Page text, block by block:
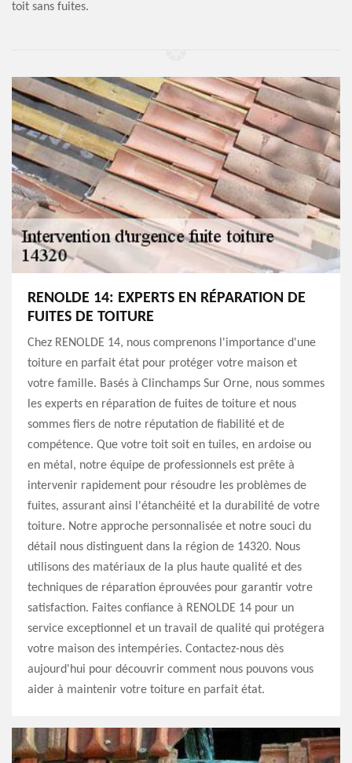
toit sans fuites.
RENOLDE 14: EXPERTS EN RÉPARATION DE
FUITES DE TOITURE
Chez RENOLDE 14, nous comprenons l'importance d'une
toiture en parfait état pour protéger votre maison et
votre famille. Basés à Clinchamps Sur Orne, nous sommes
les experts en réparation de fuites de toiture et nous
sommes fiers de notre réputation de fiabilité et de
compétence. Que votre toit soit en tuiles, en ardoise ou
en métal, notre équipe de professionnels est prête à
intervenir rapidement pour résoudre les problèmes de
fuites, assurant ainsi l'étanchéité et la durabilité de votre
toiture. Notre approche personnalisée et notre souci du
détail nous distinguent dans la région de 14320. Nous
utilisons des matériaux de la plus haute qualité et des
techniques de réparation éprouvées pour garantir votre
satisfaction. Faites confiance à RENOLDE 14 pour un
service exceptionnel et un travail de qualité qui protégera
votre maison des intempéries. Contactez-nous dès
aujourd'hui pour découvrir comment nous pouvons vous
aider à maintenir votre toiture en parfait état.